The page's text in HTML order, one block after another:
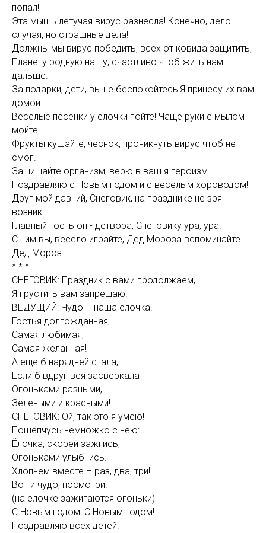
попал!
Эта мышь летучая вирус разнесла! Конечно, дело
случая, но страшные дела!
Должны мы вирус победить, всех от ковида защитить,
Планету родную нашу, счастливо чтоб жить нам
дальше.
За подарки, дети, вы не беспокойтесь!Я принесу их вам
домой
Веселые песенки у ёлочки пойте! Чаще руки с мылом
мойте!
Фрукты кушайте, чеснок, проникнуть вирус чтоб не
смог.
Защищайте организм, верю в ваш я героизм.
Поздравляю с Новым годом и с веселым хороводом!
Друг мой давний, Снеговик, на празднике не зря
возник!
Главный гость он - детвора, Снеговику ура, ура!
С ним вы, весело играйте, Дед Мороза вспоминайте.
Дед Мороз.
* * *
СНЕГОВИК: Праздник с вами продолжаем,
Я грустить вам запрещаю!
ВЕДУЩИЙ: Чудо – наша елочка!
Гостья долгожданная,
Самая любимая,
Самая желанная!
А еще б нарядней стала,
Если б вдруг вся засверкала
Огоньками разными,
Зелеными и красными!
СНЕГОВИК: Ой, так это я умею!
Пошепчусь немножко с нею:
Ёлочка, скорей зажгись,
Огоньками улыбнись.
Хлопнем вместе – раз, два, три!
Вот и чудо, посмотри!
(на елочке зажигаются огоньки)
С Новым годом! С Новым годом!
Поздравляю всех детей!